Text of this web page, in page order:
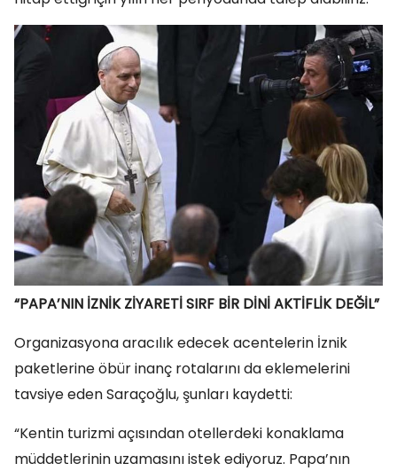
“PAPA’NIN İZNİK ZİYARETİ SIRF BİR DİNİ AKTİFLİK DEĞİL”
Organizasyona aracılık edecek acentelerin İznik
paketlerine öbür inanç rotalarını da eklemelerini
tavsiye eden Saraçoğlu, şunları kaydetti:
“Kentin turizmi açısından otellerdeki konaklama
müddetlerinin uzamasını istek ediyoruz. Papa’nın